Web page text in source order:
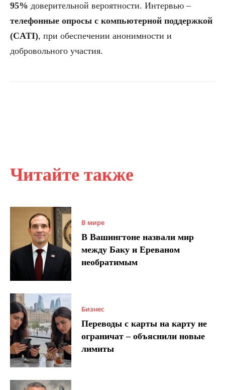
Читайте также
В мире
В Вашингтоне назвали мир
между Баку и Ереваном
необратимым
Бизнес
Переводы с карты на карту не
ограничат – объяснили новые
лимиты
95% доверительной вероятности. Интервью –
телефонные опросы с компьютерной поддержкой
(CATI), при обеспечении анонимности и
добровольного участия.